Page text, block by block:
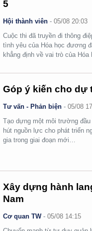
5
Hội thành viên -05/08 20:03
Cuộc thi đã truyền đi thông
tình yêu của Hóa học đương
khẳng định về vai trò của
Góp ý kiến cho dự
Tư vấn - Phản biện -05/08
Tạo dựng một môi trường
hút nguồn lực cho phát triển
gia trong giai đoạn mới…
Xây dựng hành
Nam
Cơ quan TW-05/08 14:15